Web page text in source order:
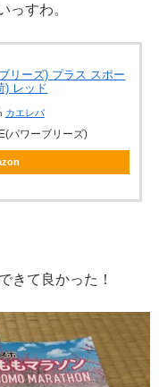
っすわ。
リーズ) プラス スポー
) レッド
カエレバ
パワーブリーズ)
きて良かった！